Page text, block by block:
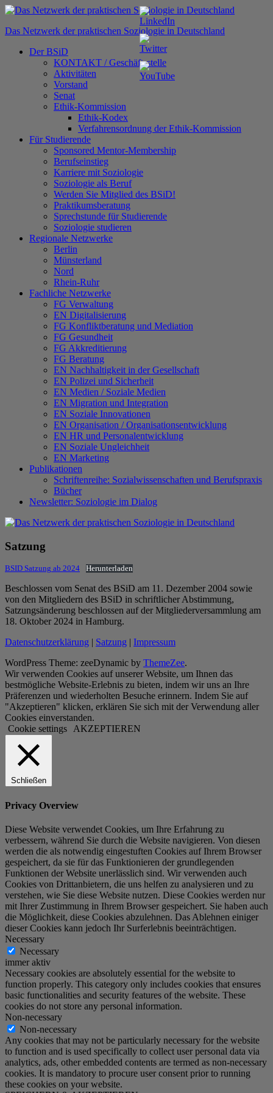
Zum
springen
Das Netzwerk der praktischen Soziologie in Deutschland
Der BSiD
KONTAKT / Geschäftsstelle
Aktivitäten
Vorstand
Senat
Ethik-Kommission
Ethik-Kodex
Verfahrensordnung der Ethik-Kommission
Für Studierende
Sponsored Mentor-Membership
Berufseinstieg
Karriere mit Soziologie
Soziologie als Beruf
Werden Sie Mitglied des BSiD!
Praktikumsberatung
Sprechstunde für Studierende
Soziologie studieren
Regionale Netzwerke
Berlin
Münsterland
Nord
Rhein-Ruhr
Fachliche Netzwerke
FG Verwaltung
EN Digitalisierung
FG Konfliktberatung und Mediation
FG Gesundheit
FG Akkreditierung
FG Beratung
EN Nachhaltigkeit in der Gesellschaft
EN Polizei und Sicherheit
EN Medien / Soziale Medien
EN Migration und Integration
EN Soziale Innovationen
EN Organisation / Organisationsentwicklung
EN HR und Personalentwicklung
EN Soziale Ungleichheit
EN Marketing
Publikationen
Schriftenreihe: Sozialwissenschaften und Berufspraxis
Bücher
Newsletter: Soziologie im Dialog
Satzung
BSID Satzung ab 2024 Herunterladen
Beschlossen vom Senat des BSiD am 11. Dezember 2004 sowie
von den Mitgliedern des BSiD in schriftlicher Abstimmung,
Satzungsänderung beschlossen auf der Mitgliederversammlung am
18. Oktober 2024 in Hamburg.
Datenschutzerklärung | Satzung | Impressum
WordPress Theme: zeeDynamic by ThemeZee.
Wir verwenden Cookies auf unserer Website, um Ihnen das
bestmögliche Website-Erlebnis zu bieten, indem wir uns an Ihre
Präferenzen und wiederholten Besuche erinnern. Indem Sie auf
"Akzeptieren" klicken, erklären Sie sich mit der Verwendung aller
Cookies einverstanden.
Cookie settings AKZEPTIEREN
Schließen
Privacy Overview
Diese Website verwendet Cookies, um Ihre Erfahrung zu
verbessern, während Sie durch die Website navigieren. Von diesen
werden die als notwendig eingestuften Cookies auf Ihrem Browser
gespeichert, da sie für das Funktionieren der grundlegenden
Funktionen der Website unerlässlich sind. Wir verwenden auch
Cookies von Drittanbietern, die uns helfen zu analysieren und zu
verstehen, wie Sie diese Website nutzen. Diese Cookies werden nur
mit Ihrer Zustimmung in Ihrem Browser gespeichert. Sie haben auch
die Möglichkeit, diese Cookies abzulehnen. Das Ablehnen einiger
dieser Cookies kann jedoch Ihr Surferlebnis beeinträchtigen.
Necessary
Necessary
immer aktiv
Necessary cookies are absolutely essential for the website to
function properly. This category only includes cookies that ensures
basic functionalities and security features of the website. These
cookies do not store any personal information.
Non-necessary
Non-necessary
Any cookies that may not be particularly necessary for the website
to function and is used specifically to collect user personal data via
analytics, ads, other embedded contents are termed as non-necessary
cookies. It is mandatory to procure user consent prior to running
these cookies on your website.